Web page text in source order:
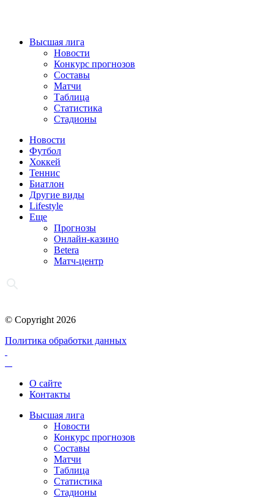
Высшая лига
Новости
Конкурс прогнозов
Составы
Матчи
Таблица
Статистика
Стадионы
Новости
Футбол
Хоккей
Теннис
Биатлон
Другие виды
Lifestyle
Еще
Прогнозы
Онлайн-казино
Betera
Матч-центр
© Copyright 2026
Политика обработки данных
О сайте
Контакты
Высшая лига
Новости
Конкурс прогнозов
Составы
Матчи
Таблица
Статистика
Стадионы